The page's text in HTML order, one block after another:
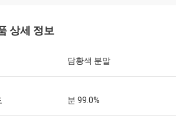
상세 정보
담황색 분말
분 99.0%